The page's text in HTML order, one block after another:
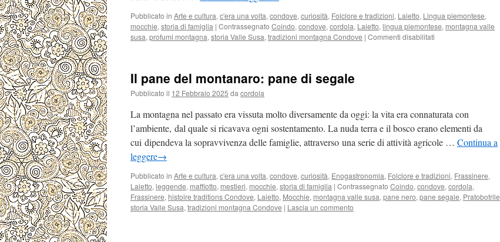
Pubblicato in Arte e cultura, c'era una volta, condove, curiosità, Folclore e tradizioni, Laietto, Lingua piemontese,
mocchie, storia di famiglia | Contrassegnato Coindo, condove, cordola, Laietto, lingua piemontese, montagna valle
susa, profumi montagna, storia Valle Susa, tradizioni montagna Condove | Commenti disabilitati
Il pane del montanaro: pane di segale
Pubblicato il 12 Febbraio 2025 da cordola
La montagna nel passato era vissuta molto diversamente da oggi: la vita era connaturata con
l’ambiente, dal quale si ricavava ogni sostentamento. La nuda terra e il bosco erano elementi da
cui dipendeva la sopravvivenza delle famiglie, attraverso una serie di attività agricole … Continua a
leggere→
Pubblicato in Arte e cultura, c'era una volta, condove, curiosità, Enogastronomia, Folclore e tradizioni, Frassinere,
Laietto, leggende, maffiotto, mestieri, mocchie, storia di famiglia | Contrassegnato Coindo, condove, cordola,
Frassinere, histoire traditions Condove, Laietto, Mocchie, montagna valle susa, pane nero, pane segale, Pratobotrile
storia Valle Susa, tradizioni montagna Condove | Lascia un commento